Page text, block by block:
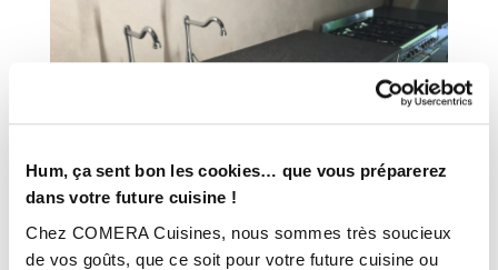
Hum, ça sent bon les cookies… que vous préparerez
dans votre future cuisine !
Chez COMERA Cuisines, nous sommes très soucieux
de vos goûts, que ce soit pour votre future cuisine ou